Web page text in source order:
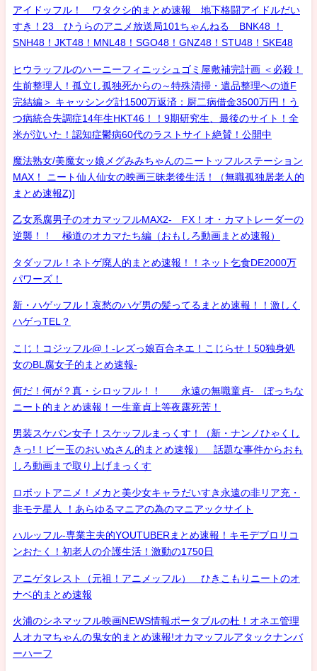
アイドッフル！ ワタクシ的まとめ速報 地下格闘アイドルだい
すき！23 ひうらのアニメ放送局101ちゃんねる BNK48 ！
SNH48！JKT48！MNL48！SGO48！GNZ48！STU48！SKE48
ヒウラッフルのハーニーフィニッシュゴミ屋敷補完計画 ＜必殺！
生前整理人！孤立し孤独死からの～特殊清掃・遺品整理への道F
完結編＞ キャッシング計1500万返済：厨二病借金3500万円！う
つ病統合失調症14年生HKT46！！9期研究生、最後のサイト！全
米が泣いた！認知症鬱病60代のラストサイト絶賛！公開中
魔法熟女/美魔女ッ娘メグみみちゃんのニートッフルステーション
MAX！ ニート仙人仙女の映画三昧老後生活！（無職孤独居老人的
まとめ速報Z)]
乙女系腐男子のオカマッフルMAX2- FX！オ・カマトレーダーの
逆襲！！ 極道のオカマたち編（おもしろ動画まとめ速報）
タダッフル！ネトゲ廃人的まとめ速報！！ネット乞食DE2000万
パワーズ！
新・ハゲッフル！哀愁のハゲ男の髪ってるまとめ速報！！激しく
ハゲっTEL？
こじ！コジッフル@！-レズっ娘百合ネエ！こじらせ！50独身処
女のBL腐女子的まとめ速報-
何だ！何が？真・シロッフル！！ 永遠の無職童貞- ぼっちな
ニート的まとめ速報！一生童貞上等夜露死苦！
男装スケバン女子！スケッフルまっくす！（新・ナンノひゃくし
きっ!！ビー玉のおいぬさん的まとめ速報） 話題な事件からおも
しろ動画まで取り上げまっくす
ロボットアニメ！メカと美少女キャラだいすき永遠の非リア充・
非モテ星人 ！あらゆるマニアの為のマニアックサイト
ハルッフル-専業主夫的YOUTUBERまとめ速報！キモデブロリコ
ンおたく！初老人の介護生活！激動の1750日
アニゲタレスト（元祖！アニメッフル） ひきこもりニートのオ
ナベ的まとめ速報
火浦のシネマッフル映画NEWS情報ポータブルの杜！オネエ管理
人オカマちゃんの鬼女的まとめ速報!オカマッフルアタックナンバ
ーハーフ